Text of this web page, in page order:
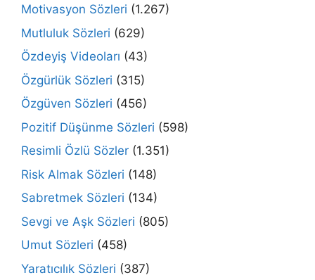
Motivasyon Sözleri (1.267)
Mutluluk Sözleri (629)
Özdeyiş Videoları (43)
Özgürlük Sözleri (315)
Özgüven Sözleri (456)
Pozitif Düşünme Sözleri (598)
Resimli Özlü Sözler (1.351)
Risk Almak Sözleri (148)
Sabretmek Sözleri (134)
Sevgi ve Aşk Sözleri (805)
Umut Sözleri (458)
Yaratıcılık Sözleri (387)